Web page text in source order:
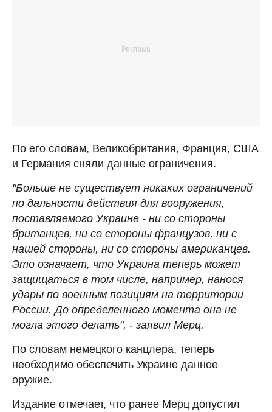
По его словам, Великобритания, Франция, США
и Германия сняли данные ограничения.
"Больше не существует никаких ограничений
по дальности действия для вооружения,
поставляемого Украине - ни со стороны
британцев, ни со стороны французов, ни с
нашей стороны, ни со стороны американцев.
Это означает, что Украина теперь может
защищаться в том числе, например, нанося
удары по военным позициям на территории
России. До определенного момента она не
могла этого делать", - заявил Мерц.
По словам немецкого канцлера, теперь
необходимо обеспечить Украине данное
оружие.
Издание отмечает, что ранее Мерц допустил